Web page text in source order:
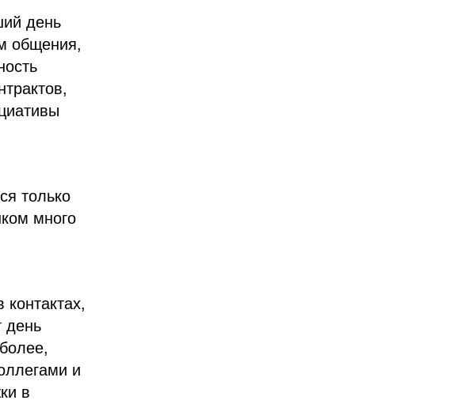
день
общения,
только
много
день
и
в